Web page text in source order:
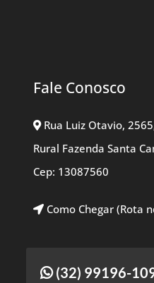
Fale Conosco
Rua Luiz Otavio,
Rural Fazenda Santa
Cep: 13087560
Como Chegar (Rota
(32) 99196-